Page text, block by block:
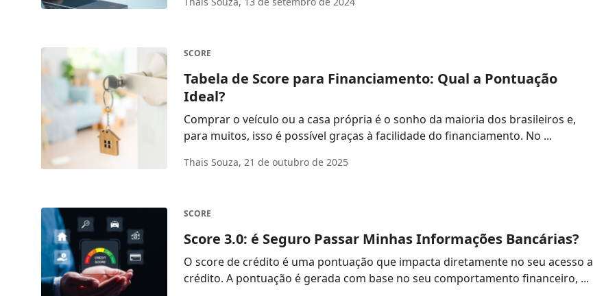
SCORE
Tabela de Score para Financiamento: Qual a Pontuação
Ideal?
Comprar o veículo ou a casa própria é o sonho da maioria dos brasileiros e,
para muitos, isso é possível graças à facilidade do financiamento. No ...
Thais Souza, 21 de outubro de 2025
SCORE
Score 3.0: é Seguro Passar Minhas Informações Bancárias?
O score de crédito é uma pontuação que impacta diretamente no seu acesso a
crédito. A pontuação é gerada com base no seu comportamento financeiro, ...